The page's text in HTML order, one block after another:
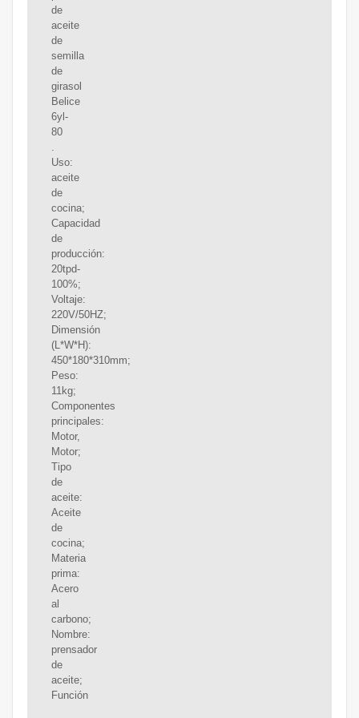
de
aceite
de
semilla
de
girasol
Belice
6yl-
80
.
Uso:
aceite
de
cocina;
Capacidad
de
producción:
20tpd-
100%;
Voltaje:
220V/50HZ;
Dimensión
(L*W*H):
450*180*310mm;
Peso:
11kg;
Componentes
principales:
Motor,
Motor;
Tipo
de
aceite:
Aceite
de
cocina;
Materia
prima:
Acero
al
carbono;
Nombre:
prensador
de
aceite;
Función